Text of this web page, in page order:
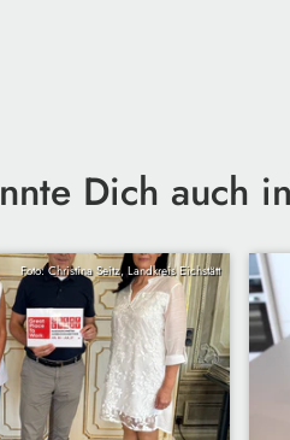
Dich auch
Foto: Christina Seitz, Landkreis Eichstätt